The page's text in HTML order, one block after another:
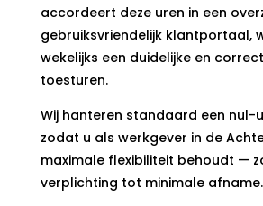
accordeert deze uren in een
gebruiksvriendelijk klantportaal,
wekelijks een duidelijke en
toesturen.
Wij hanteren standaard een nul-
zodat u als werkgever in de
maximale flexibiliteit behoudt —
verplichting tot minimale afname.